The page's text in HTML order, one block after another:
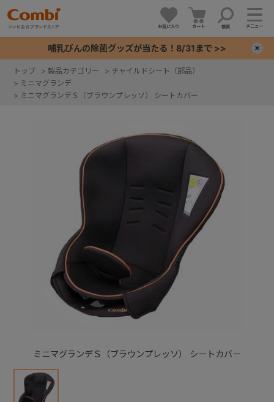
お気に入り カート 検索 メニュー
哺乳びんの除菌グッズが当たる！8/31まで >>
トップ > 製品カテゴリー > チャイルドシート（部品）
> ミニマグランデ
> ミニマグランデＳ（ブラウンプレッソ） シートカバー
ミニマグランデＳ（ブラウンプレッソ） シートカバー